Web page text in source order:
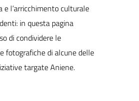
e l’arricchimento culturale
in questa pagina
di condividere le
fotografiche di alcune delle
targate Aniene.